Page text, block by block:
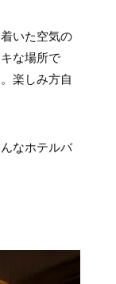
いた空気の
な場所で
楽しみ方自
なホテルバ